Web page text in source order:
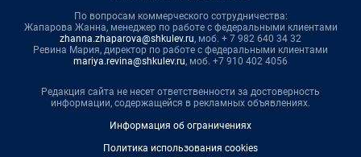
По вопросам коммерческого сотрудничества:
Жапарова Жанна, менеджер по работе с федеральными клиентами
zhanna.zhaparova@shkulev.ru, моб. + 7 982 640 34 32
Ревина Мария, директор по работе с федеральными клиентами
mariya.revina@shkulev.ru, моб. +7 910 402 4056
Редакция сайта не несет ответственности за достоверность
информации, содержащейся в рекламных объявлениях.
Информация об ограничениях
Политика использования cookies